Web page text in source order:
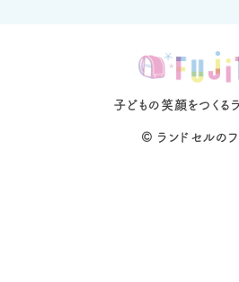
子どもの笑顔をつくる
© ランドセルの